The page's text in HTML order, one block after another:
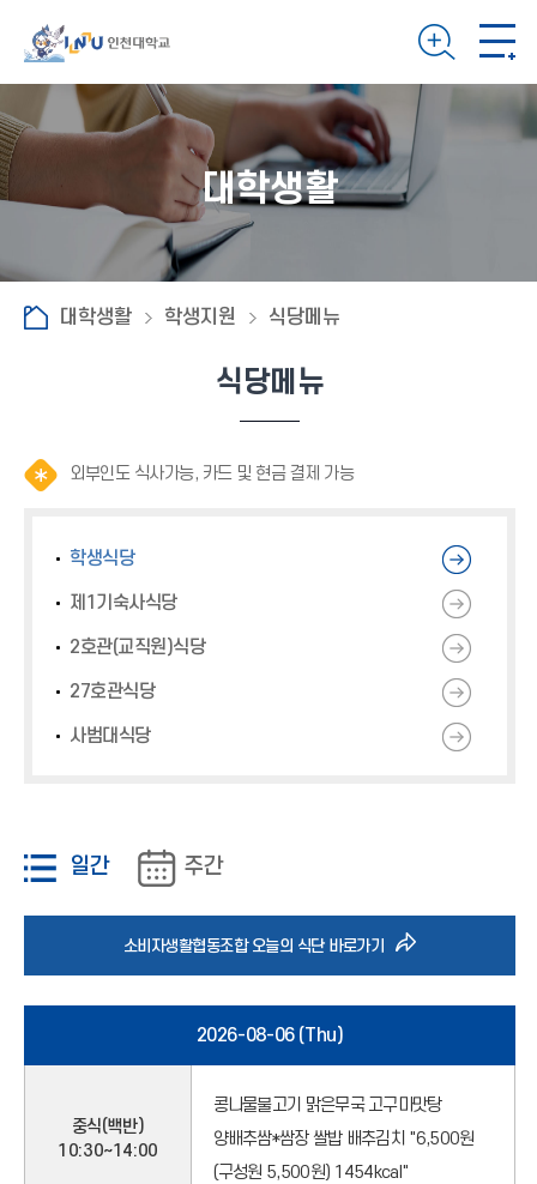
대학생활
대학생활 학생지원 식당메뉴
식당메뉴
외부인도 식사가능, 카드 및 현금 결제 가능알알알
학생식당
제1기숙사식당
2호관(교직원)식당
27호관식당
사범대식당
일간 주간
소비자생활협동조합 오늘의 식단 바로가기 바
로
가
기
2026-08-06 (Thu)
중식(백반)
10:30~14:00
콩나물불고기 맑은무국 고구마맛탕
양배추쌈*쌈장 쌀밥 배추김치 "6,500원
(구성원 5,500원) 1454kcal"